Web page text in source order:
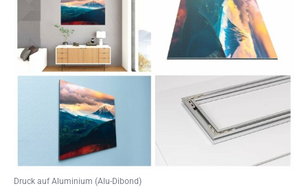
Druck auf Aluminium (Alu-Dibond)